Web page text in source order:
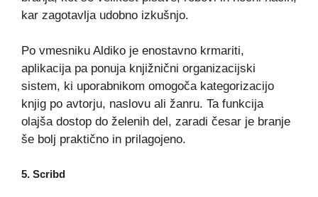
kar zagotavlja udobno izkušnjo.
Po vmesniku Aldiko je enostavno krmariti,
aplikacija pa ponuja knjižnični organizacijski
sistem, ki uporabnikom omogoča kategorizacijo
knjig po avtorju, naslovu ali žanru. Ta funkcija
olajša dostop do želenih del, zaradi česar je branje
še bolj praktično in prilagojeno.
5. Scribd